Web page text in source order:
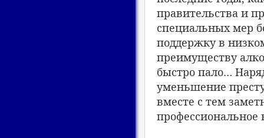
правительства и
специальных мер
поддержку в
преимуществу
быстро пало…
уменьшение
вместе с тем
профессиональное